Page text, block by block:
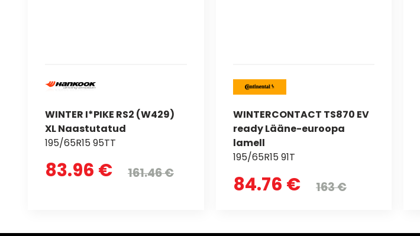
WINTER I*PIKE RS2 (W429)
XL Naastutatud
195/65R15 95TT
83.96 € 161.46 €
WINTERCONTACT TS870 EV
ready Lääne-euroopa
lamell
195/65R15 91T
84.76 € 163 €